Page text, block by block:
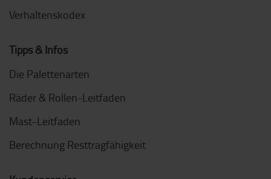
Verhaltenskodex
Tipps & Infos
Die Palettenarten
Räder & Rollen-Leitfaden
Mast-Leitfaden
Berechnung Resttragfähigkeit